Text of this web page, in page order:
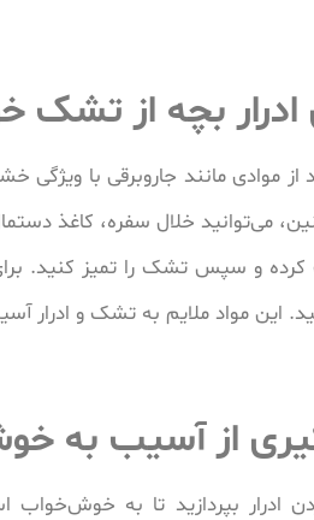
بچه از تشک
از موادی مانند جاروبرقی با ویژگی
می‌توانید خلال سفره، کاغذ
جذب کرده و سپس تشک را تمیز
این مواد ملایم به تشک و ادرار
از آسیب به
ادرار بپردازید تا به خوش‌خواب